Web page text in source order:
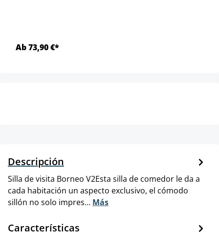
Ab 73,90 €*
Descripción
Silla de visita Borneo V2Esta silla de comedor le da a
cada habitación un aspecto exclusivo, el cómodo
sillón no solo impres… Más
Características